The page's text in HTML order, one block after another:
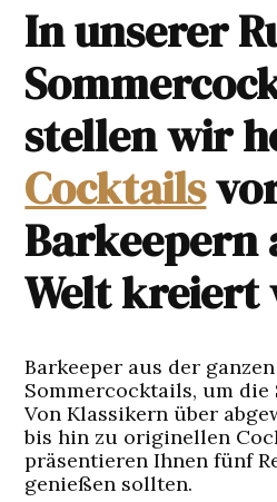
In unserer
stellen wir
Cocktails
Barkeepern
Welt kreiert
Barkeeper aus der
Sommercocktails, um die
Von Klassikern über
bis hin zu originellen
präsentieren Ihnen fünf
genießen sollten.